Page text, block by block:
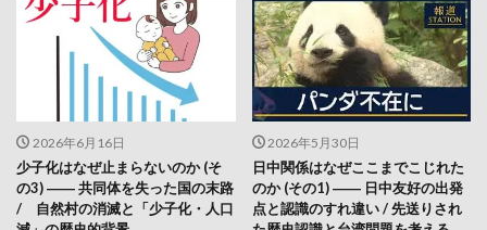
2026年6月16日
少子化はなぜ止まらないのか (そ
の3) ―― 共同体を失った国の末路
/ 自然村の消滅と「少子化・人口
2026年5月30日
日中関係はなぜここまでこじれた
のか (その1) ―― 日中友好の出発
点と認識のすれ違い / 先送りされ